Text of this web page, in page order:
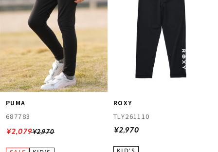
PUMA
687783
¥2,970
¥2,079
ROXY
TLY261110
¥2,970